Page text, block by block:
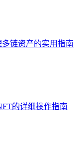
链资产的实用指南
的详细操作指南